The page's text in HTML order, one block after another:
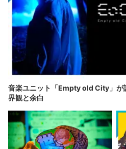
音楽ユニット「Empty old City」
界観と余白